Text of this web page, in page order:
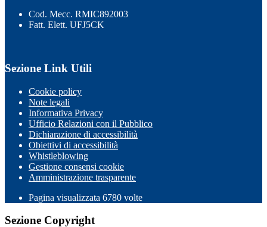
Cod. Mecc. RMIC892003
Fatt. Elett. UFJ5CK
Sezione Link Utili
Cookie policy
Note legali
Informativa Privacy
Ufficio Relazioni con il Pubblico
Dichiarazione di accessibilità
Obiettivi di accessibilità
Whistleblowing
Gestione consensi cookie
Amministrazione trasparente
Pagina visualizzata 6780 volte
Sezione Copyright